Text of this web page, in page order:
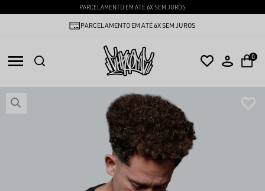
PARCELAMENTO EM ATÉ 6X SEM JUROS
PARCELAMENTO EM ATÉ 6X SEM JUROS
0